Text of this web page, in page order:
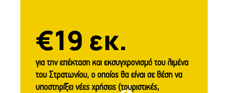
€19 εκ.
για την επέκταση και εκσυγχρονισμό του λιμένα
του Στρατωνίου, ο οποίος θα είναι σε θέση να
υποστηρίξει νέες χρήσεις (τουριστικές,